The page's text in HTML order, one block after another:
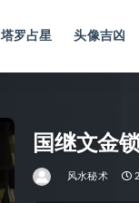
塔罗占星 头像吉凶
国继文金
风水秘术